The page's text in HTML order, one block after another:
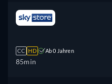
CC HD Ab 0 Jahren
85min